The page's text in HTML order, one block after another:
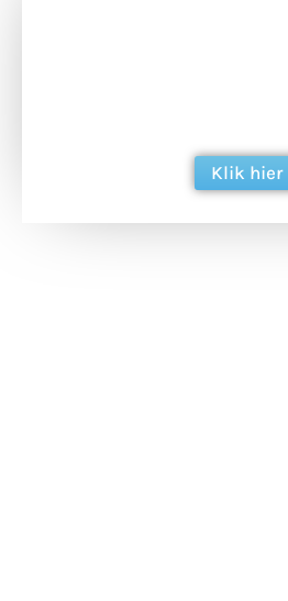
Klik hier